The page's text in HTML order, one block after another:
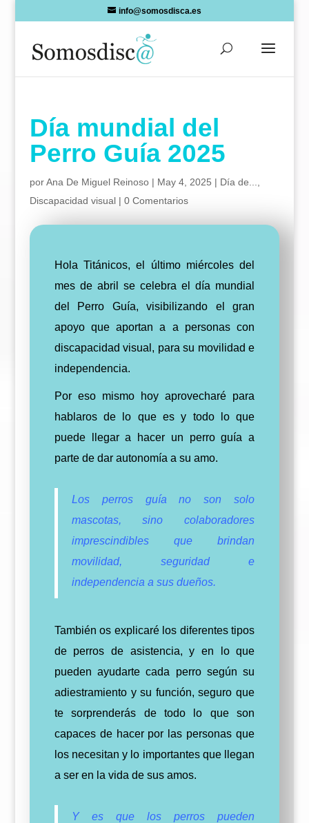
info@somosdisca.es
Día mundial del
Perro Guía 2025
porAna De Miguel Reinoso| May 4, 2025 | Día de...
Discapacidad visual| 0 Comentarios
Hola Titánicos, el último miércoles del
mes de abril se celebra el día mundial
del Perro Guía, visibilizando el gran
apoyo que aportan a a personas con
discapacidad visual, para su movilidad e
independencia.
Por eso mismo hoy aprovecharé para
hablaros de lo que es y todo lo que
puede llegar a hacer un perro guía a
parte de dar autonomía a su amo.
Los perros guía no son solo
mascotas, sino colaboradores
imprescindibles que brindan
movilidad, seguridad e
independencia a sus dueños.
También os explicaré los diferentes tipos
de perros de asistencia, y en lo que
pueden ayudarte cada perro según su
adiestramiento y su función, seguro que
te sorprenderás de todo lo que son
capaces de hacer por las personas que
los necesitan y lo importantes que llegan
a ser en la vida de sus amos.
Y es que los perros pueden